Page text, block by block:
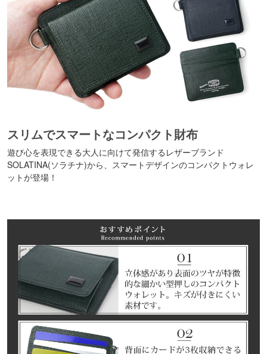
スリムでスマートなコンパクト財布
遊び心を表現できる大人に向けて発信するレザーブランド
SOLATINA(ソラチナ)から、スマートデザインのコンパクトウォレ
ットが登場！